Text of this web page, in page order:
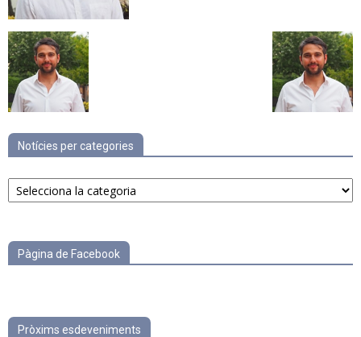
Notícies per categories
Notícies
per
Pàgina de Facebook
Pròxims esdeveniments